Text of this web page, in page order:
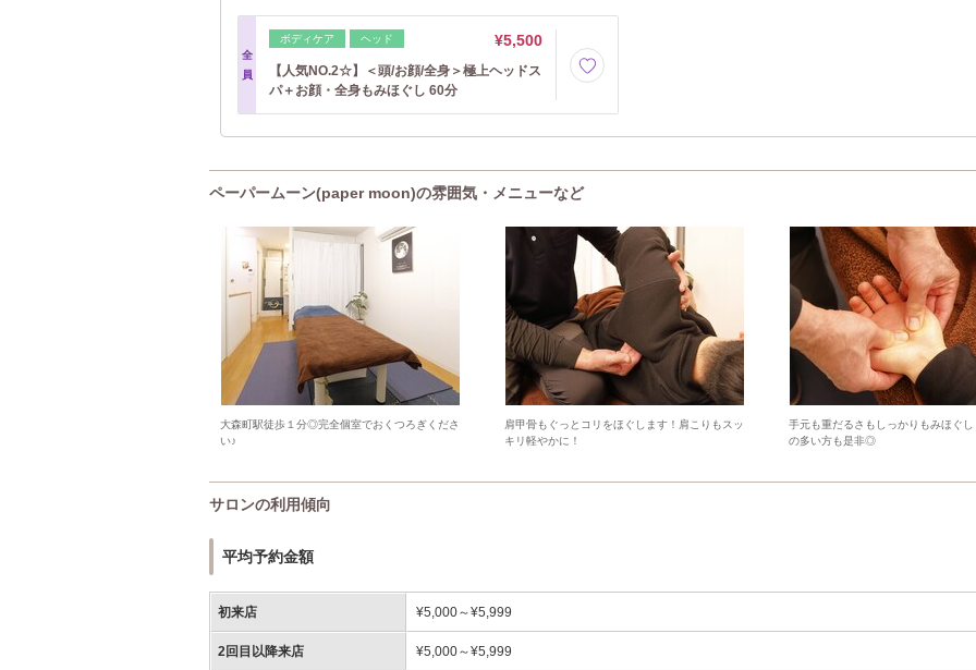
全
員
ボディケア ヘッド ¥5,500
【人気NO.2☆】＜頭/お顔/全身＞極上ヘッドス
パ＋お顔・全身もみほぐし 60分
ペーパームーン(paper moon)の雰囲気・メニューなど
大森町駅徒歩１分◎完全個室でおくつろぎくださ
い♪
肩甲骨もぐっとコリをほぐします！肩こりもスッ
キリ軽やかに！
手元も重だるさもしっかりもみほぐし
の多い方も是非◎
サロンの利用傾向
平均予約金額
初来店 ¥5,000～¥5,999
2回目以降来店 ¥5,000～¥5,999